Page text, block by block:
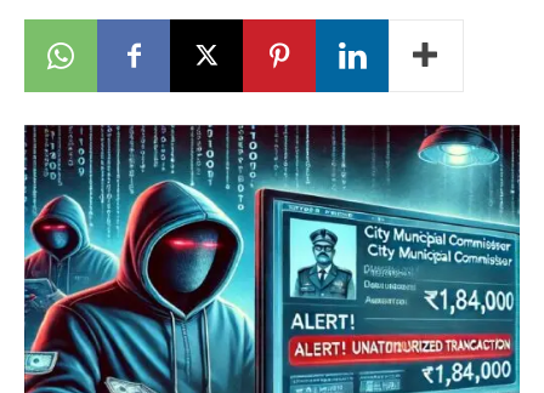
Breaking
News
LIVE